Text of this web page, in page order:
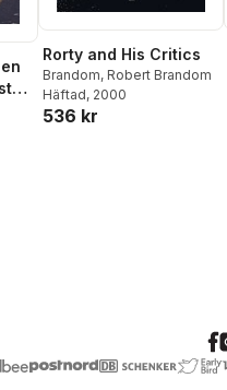
antal röster:
Rorty and His Critics
Brandom, Robert Brandom
Häftad, 2000
536 kr